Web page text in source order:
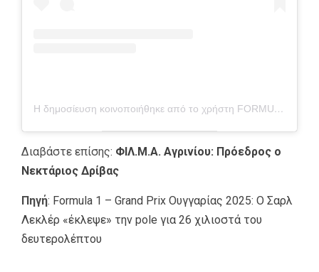
Η δημοσίευση κοινοποιήθηκε από το χρήστη FORMULA 1® (@f1)
Διαβάστε επίσης: ΦΙΛ.Μ.Α. Αγρινίου: Πρόεδρος ο
Νεκτάριος Δρίβας
Πηγή: Formula 1 – Grand Prix Ουγγαρίας 2025: Ο Σαρλ
Λεκλέρ «έκλεψε» την pole για 26 χιλιοστά του
δευτερολέπτου